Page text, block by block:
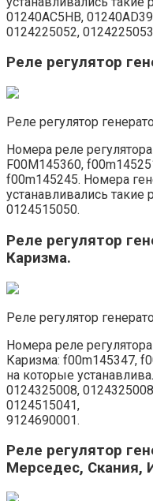
01240AC5HB,
0124225052,
Реле регулятор
Реле регулятор
Номера реле
F00M145360,
f00m145245. Номера
устанавливались такие
0124515050.
Реле регулятор
Каризма.
Реле регулятор
Номера реле
Каризма: f00m145347,
на которые
0124325008,
0124515041,
9124690001.
Реле регулятор
Мерседес, Скания,